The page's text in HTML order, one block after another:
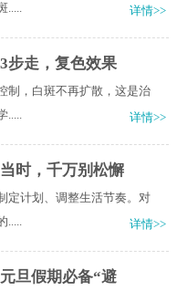
.....
详情>>
步走，复色效果
制，白斑不再扩散，这是治
.....
详情>>
时，千万别松懈
定计划、调整生活节奏。对
.....
详情>>
旦假期必备“避